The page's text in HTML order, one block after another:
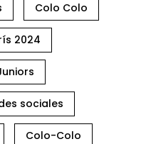
Colo Colo
2024
sociales
Colo-Colo